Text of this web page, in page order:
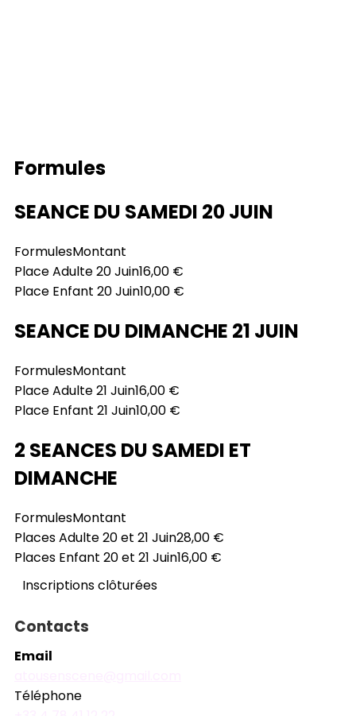
Formules
SEANCE DU SAMEDI 20 JUIN
FormulesMontant
Place Adulte 20 Juin16,00 €
Place Enfant 20 Juin10,00 €
SEANCE DU DIMANCHE 21 JUIN
FormulesMontant
Place Adulte 21 Juin16,00 €
Place Enfant 21 Juin10,00 €
2 SEANCES DU SAMEDI ET
DIMANCHE
FormulesMontant
Places Adulte 20 et 21 Juin28,00 €
Places Enfant 20 et 21 Juin16,00 €
Inscriptions clôturées
Contacts
Email
Téléphone